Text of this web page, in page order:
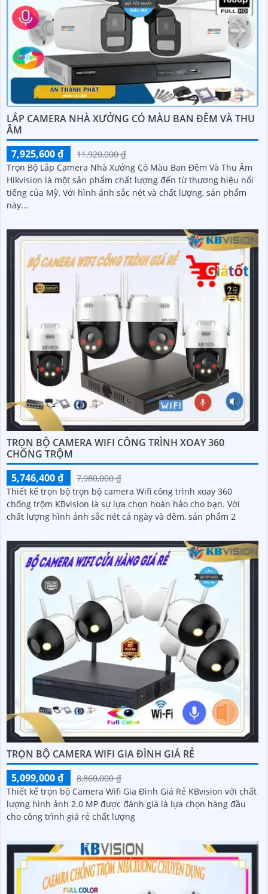
LẮP CAMERA NHÀ XƯỞNG CÓ MÀU BAN ĐÊM VÀ THU
ÂM
7,925,600 ₫
11,920,000 ₫
Trọn Bộ Lắp Camera Nhà Xưởng Có Màu Ban Đêm Và Thu Âm
Hikvision là một sản phẩm chất lượng đến từ thương hiệu nổi
tiếng của Mỹ. Với hình ảnh sắc nét và chất lượng, sản phẩm
này...
TRỌN BỘ CAMERA WIFI CÔNG TRÌNH XOAY 360
CHỐNG TRỘM
5,746,400 ₫
7,980,000 ₫
Thiết kế trọn bộ trọn bộ camera Wifi công trình xoay 360
chống trộm KBvision là sự lựa chọn hoàn hảo cho bạn. Với
chất lượng hình ảnh sắc nét cả ngày và đêm, sản phẩm 2
TRỌN BỘ CAMERA WIFI GIA ĐÌNH GIÁ RẺ
5,099,000 ₫
8,860,000 ₫
Thiết kế trọn bộ Camera Wifi Gia Đình Giá Rẻ KBvision với chất
lượng hình ảnh 2.0 MP được đánh giá là lựa chọn hàng đầu
cho công trình giá rẻ chất lượng